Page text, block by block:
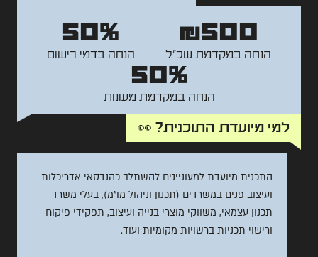
₪500
הנחה במקדמת שכ"ל
50%
הנחה בדמי רישום
50%
הנחה במקדמת מעונות
למי מיועדת התוכנית? 👀
התכנית מיועדת למעוניינים להשתלב כהנדסאי אדריכלות
ועיצוב פנים במשרדים (תכנון וניהול מו"מ), בעלי משרד
תכנון עצמאי, משווקי מוצרי בנייה ועיצוב, תפקידי פיקוח
ורישוי תכניות ברשויות מקומיות ועוד.